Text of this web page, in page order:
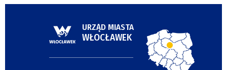
URZĄD MIASTA
WŁOCŁAWEK